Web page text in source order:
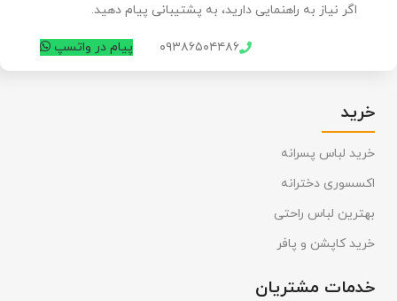
اگر نیاز به راهنمایی دارید، به پشتیبانی پیام دهید.
۰۹۳۸۶۵۰۴۴۸۶ پیام در واتسپ
خرید
خرید لباس پسرانه
اکسسوری دخترانه
بهترین لباس راحتی
خرید کاپشن و پافر
خدمات مشتریان